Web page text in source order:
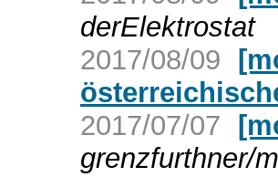
derElektrostat
2017/08/09
2017/07/07
grenzfurthner/